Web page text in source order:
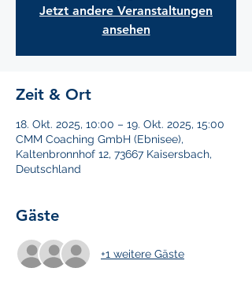
Jetzt andere Veranstaltungen
ansehen
Zeit & Ort
18. Okt. 2025, 10:00 – 19. Okt. 2025, 15:00
CMM Coaching GmbH (Ebnisee),
Kaltenbronnhof 12, 73667 Kaisersbach,
Deutschland
Gäste
+1 weitere Gäste